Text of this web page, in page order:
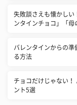
失敗談さえも懐かしい
ンタインチョコ」「母
バレンタインからの準
る方法
チョコだけじゃない！
ント5選